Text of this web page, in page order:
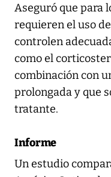
Aseguró que para
requieren el uso
controlen
como el
combinación con
prolongada y que
tratante.
Informe
Un estudio